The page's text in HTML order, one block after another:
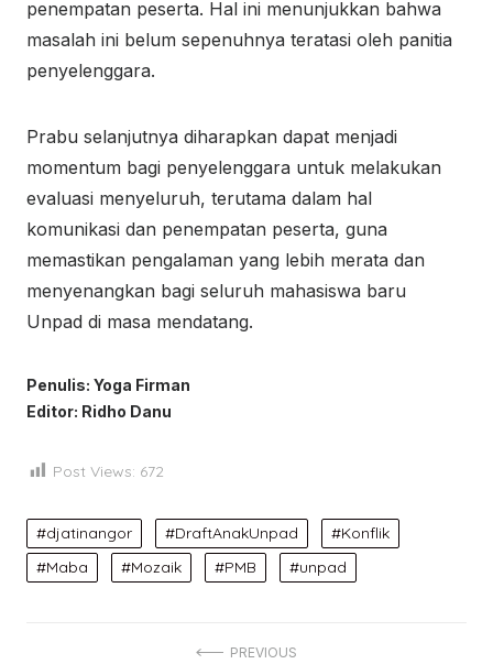
penempatan peserta. Hal ini menunjukkan bahwa
masalah ini belum sepenuhnya teratasi oleh panitia
penyelenggara.
Prabu selanjutnya diharapkan dapat menjadi
momentum bagi penyelenggara untuk melakukan
evaluasi menyeluruh, terutama dalam hal
komunikasi dan penempatan peserta, guna
memastikan pengalaman yang lebih merata dan
menyenangkan bagi seluruh mahasiswa baru
Unpad di masa mendatang.
Penulis: Yoga Firman
Editor: Ridho Danu
Post Views: 672
djatinangor DraftAnakUnpad
Konflik
Maba
Mozaik PMB unpad
PREVIOUS